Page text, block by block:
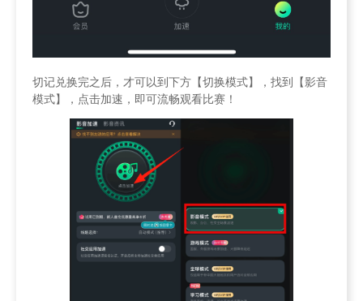
切记兑换完之后，才可以到下方【切换模式】，找到【影音
模式】，点击加速，即可流畅观看比赛！